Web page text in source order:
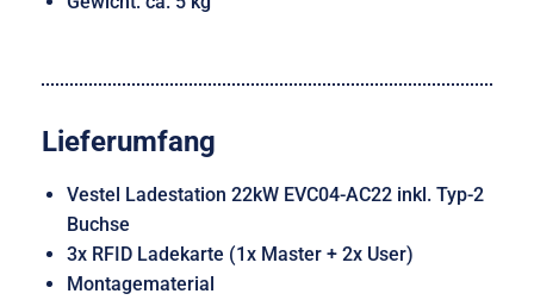
Lieferumfang
Vestel Ladestation 22kW EVC04-AC22 inkl. Typ-2
Buchse
3x RFID Ladekarte (1x Master + 2x User)
Montagematerial